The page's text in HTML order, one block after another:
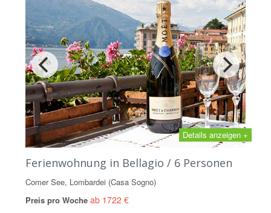
Details anzeigen +
Ferienwohnung in Bellagio / 6 Personen
Comer See, Lombardei (Casa Sogno)
Preis pro Woche ab 1722 €